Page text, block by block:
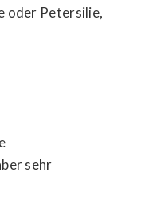
oder Petersilie,
sehr